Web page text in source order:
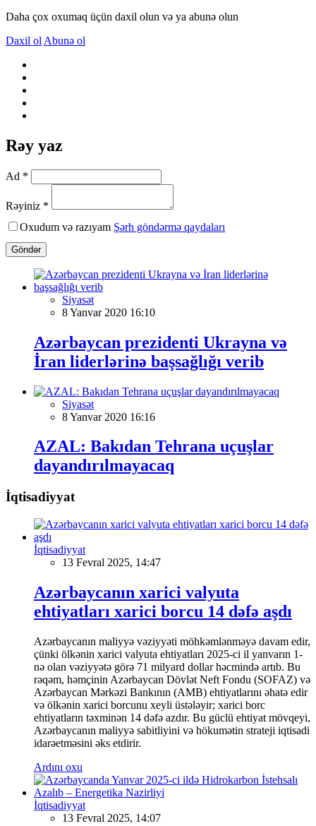
Daha çox oxumaq üçün daxil olun və ya abunə olun
Daxil ol Abunə ol
Rəy yaz
Ad *
Rəyiniz *
Oxudum və razıyam Şərh göndərmə qaydaları
Göndər
Siyasət
8 Yanvar 2020 16:10
Azərbaycan prezidenti Ukrayna və
İran liderlərinə başsağlığı verib
Siyasət
8 Yanvar 2020 16:16
AZAL: Bakıdan Tehrana uçuşlar
dayandırılmayacaq
İqtisadiyyat
İqtisadiyyat
13 Fevral 2025, 14:47
Azərbaycanın xarici valyuta
ehtiyatları xarici borcu 14 dəfə aşdı
Azərbaycanın maliyyə vəziyyəti möhkəmlənməyə davam edir,
çünki ölkənin xarici valyuta ehtiyatları 2025-ci il yanvarın 1-
nə olan vəziyyətə görə 71 milyard dollar həcmində artıb. Bu
rəqəm, həmçinin Azərbaycan Dövlət Neft Fondu (SOFAZ) və
Azərbaycan Mərkəzi Bankının (AMB) ehtiyatlarını əhatə edir
və ölkənin xarici borcunu xeyli üstələyir; xarici borc
ehtiyatların təxminən 14 dəfə azdır. Bu güclü ehtiyat mövqeyi,
Azərbaycanın maliyyə sabitliyini və hökumətin strateji iqtisadi
idarəetməsini əks etdirir.
Ardını oxu
İqtisadiyyat
13 Fevral 2025, 14:07